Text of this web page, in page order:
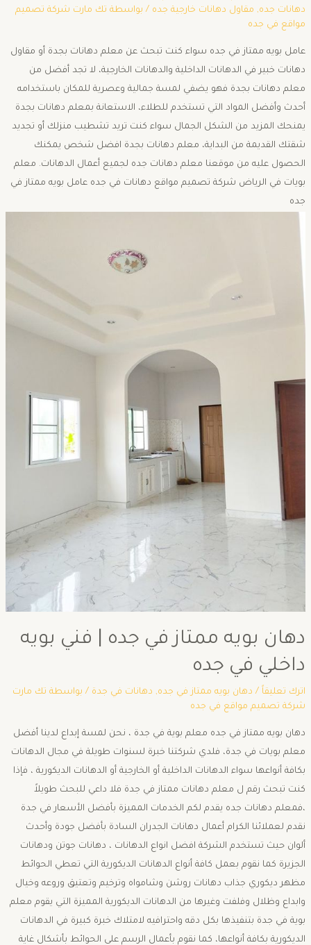
دهانات جده, مقاول دهانات خارجية جده / بواسطة تك مارت شركة تصميم
مواقع في جده
عامل بويه ممتاز في جده سواء كنت تبحث عن معلم دهانات بجدة أو مقاول
دهانات خبير في الدهانات الداخلية والدهانات الخارجية، لا تجد أفضل من
معلم دهانات بجدة فهو يضفي لمسة جمالية وعصرية للمكان باستخدامه
أحدث وأفضل المواد التي تستخدم للطلاء، الاستعانة بمعلم دهانات بجدة
يمنحك المزيد من الشكل الجمال سواء كنت تريد تشطيب منزلك أو تجديد
شقتك القديمة من البداية، معلم دهانات بجدة افضل شخص يمكنك
الحصول عليه من موقعنا معلم دهانات جده لجميع أعمال الدهانات. معلم
بويات في الرياض شركة تصميم مواقع دهانات في جده عامل بويه ممتاز في
جده
دهان بويه ممتاز في جده | فني بويه
داخلي في جده
اترك تعليقاً / دهان بويه ممتاز في جده, دهانات في جدة / بواسطة تك مارت
شركة تصميم مواقع في جده
دهان بويه ممتاز في جده معلم بوية في جدة ، نحن لمسة إبداع لدينا أفضل
معلم بويات في جدة، فلدي شركتنا خبرة لسنوات طويلة في مجال الدهانات
بكافة أنواعها سواء الدهانات الداخلية أو الخارجية أو الدهانات الديكورية ، فإذا
كنت تبحث رقم ل معلم دهانات ممتاز في جدة فلا داعي للبحث طويلاً
،فمعلم دهانات جده يقدم لكم الخدمات المميزة بأفضل الأسعار في جدة
نقدم لعملائنا الكرام أعمال دهانات الجدران السادة بأفضل جودة وأحدث
ألوان حيث تستخدم الشركة افضل انواع الدهانات ، دهانات جوتن ودهانات
الجزيرة كما نقوم بعمل كافة أنواع الدهانات الديكورية التي تعطي الحوائط
مظهر ديكوري جذاب دهانات روشن وشامواه وترخيم وتعتيق وروعه وخيال
وابداع وظلال وفلفت وغيرها من الدهانات الديكورية المميزة التي يقوم معلم
بوية في جدة بتنفيذها بكل دقه واحترافيه لامتلاك خبرة كبيرة في الدهانات
الديكورية بكافة أنواعها، كما نقوم بأعمال الرسم على الحوائط بأشكال غاية